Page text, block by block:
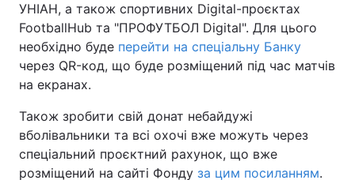
УНІАН, а також спортивних Digital-проєктах
FootballHub та "ПРОФУТБОЛ Digital". Для цього
необхідно буде перейти на спеціальну Банку
через QR-код, що буде розміщений під час матчів
на екранах.
Також зробити свій донат небайдужі
вболівальники та всі охочі вже можуть через
спеціальний проєктний рахунок, що вже
розміщений на сайті Фонду за цим посиланням.